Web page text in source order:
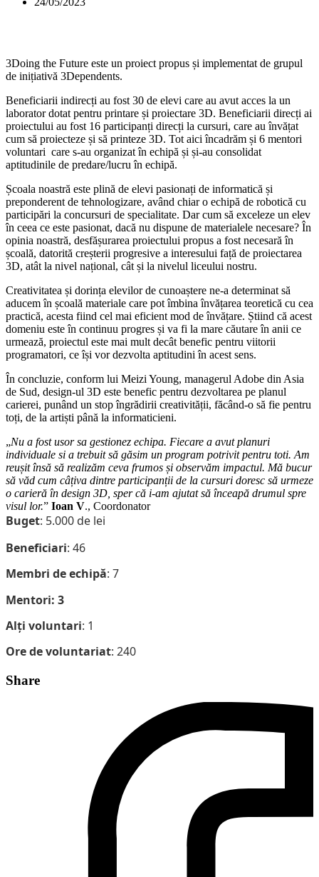
3Doing the Future este un proiect propus și implementat de grupul
de inițiativă 3Dependents.
Beneficiarii indirecți au fost 30 de elevi care au avut acces la un
laborator dotat pentru printare și proiectare 3D. Beneficiarii direcți ai
proiectului au fost 16 participanți direcți la cursuri, care au învățat
cum să proiecteze și să printeze 3D. Tot aici încadrăm și 6 mentori
voluntari care s-au organizat în echipă și și-au consolidat
aptitudinile de predare/lucru în echipă.
Școala noastră este plină de elevi pasionați de informatică și
preponderent de tehnologizare, având chiar o echipă de robotică cu
participări la concursuri de specialitate. Dar cum să exceleze un elev
în ceea ce este pasionat, dacă nu dispune de materialele necesare? În
opinia noastră, desfășurarea proiectului propus a fost necesară în
școală, datorită creșterii progresive a interesului față de proiectarea
3D, atât la nivel național, cât și la nivelul liceului nostru.
Creativitatea și dorința elevilor de cunoaștere ne-a determinat să
aducem în școală materiale care pot îmbina învățarea teoretică cu cea
practică, acesta fiind cel mai eficient mod de învățare. Știind că acest
domeniu este în continuu progres și va fi la mare căutare în anii ce
urmează, proiectul este mai mult decât benefic pentru viitorii
programatori, ce își vor dezvolta aptitudini în acest sens.
În concluzie, conform lui Meizi Young, managerul Adobe din Asia
de Sud, design-ul 3D este benefic pentru dezvoltarea pe planul
carierei, punând un stop îngrădirii creativității, făcând-o să fie pentru
toți, de la artiști până la informaticieni.
„Nu a fost usor sa gestionez echipa. Fiecare a avut planuri
individuale si a trebuit să găsim un program potrivit pentru toti. Am
reușit însă să realizăm ceva frumos și observăm impactul. Mă bucur
să văd cum câțiva dintre participanții de la cursuri doresc să urmeze
o carieră în design 3D, sper că i-am ajutat să înceapă drumul spre
visul lor.” Ioan V., Coordonator
Buget: 5.000 de lei
Beneficiari: 46
Membri de echipă: 7
Mentori: 3
Alți voluntari: 1
Ore de voluntariat: 240
Share